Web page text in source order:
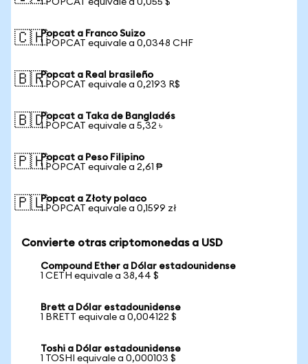
1 POPCAT equivale a 0,055 $
🇨🇭Popcat a Franco Suizo
1 POPCAT equivale a 0,0348 CHF
🇧🇷Popcat a Real brasileño
1 POPCAT equivale a 0,2193 R$
🇧🇩Popcat a Taka de Bangladés
1 POPCAT equivale a 5,32 ৳
🇵🇭Popcat a Peso Filipino
1 POPCAT equivale a 2,61 ₱
🇵🇱Popcat a Złoty polaco
1 POPCAT equivale a 0,1599 zł
Convierte otras criptomonedas a USD
Compound Ether a Dólar estadounidense
1 CETH equivale a 38,44 $
Brett a Dólar estadounidense
1 BRETT equivale a 0,004122 $
Toshi a Dólar estadounidense
1 TOSHI equivale a 0,000103 $